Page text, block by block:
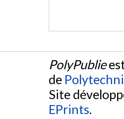
PolyPublie
de
Site
EPrints.